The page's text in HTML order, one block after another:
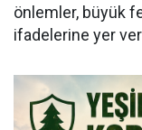
önlemler, büyük
ifadelerine yer